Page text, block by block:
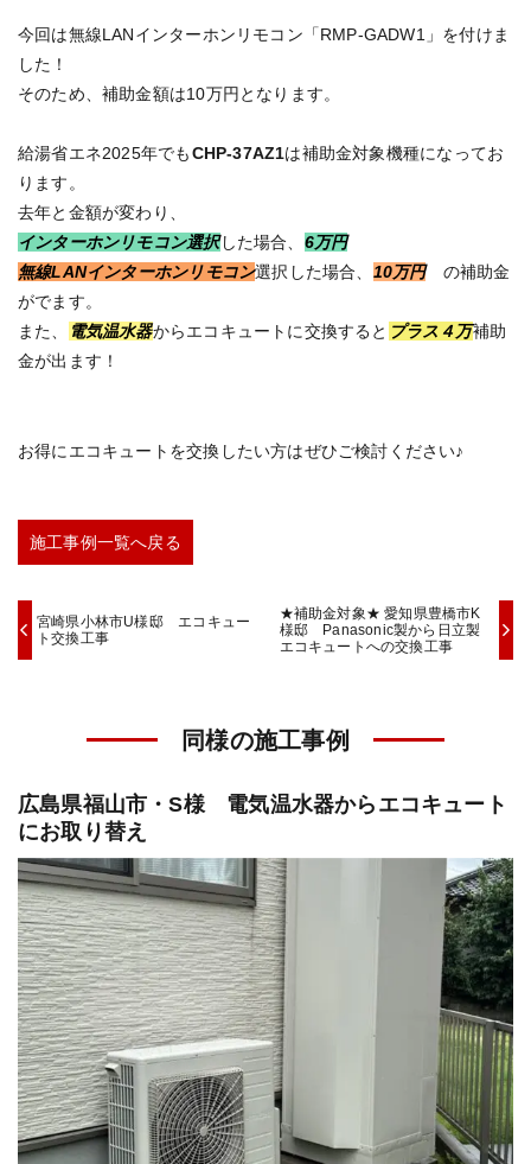
今回は無線LANインターホンリモコン「RMP-GADW1」を付けま
した！
そのため、補助金額は10万円となります。
給湯省エネ2025年でもCHP-37AZ1は補助金対象機種になってお
ります。
去年と金額が変わり、
インターホンリモコン選択した場合、 6万円
無線LANインターホンリモコン選択した場合、 10万円の補助金
がでます。
また、
電気温水器からエコキュートに交換すると プラス４万補助
金が出ます！
お得にエコキュートを交換したい方はぜひご検討ください♪
施工事例一覧へ戻る
宮崎県小林市U様邸 エコキュー
ト交換工事
★補助金対象★ 愛知県豊橋市K
様邸 Panasonic製から日立製
エコキュートへの交換工事
同様の施工事例
広島県福山市・S様 電気温水器からエコキュート
にお取り替え